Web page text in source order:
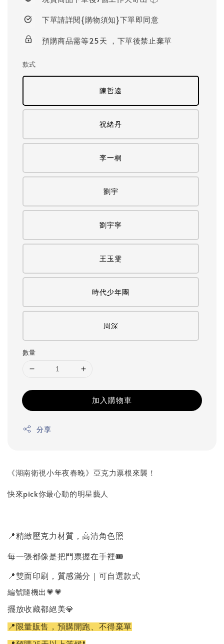
下單請詳閱{購物須知}下單即同意
預購商品需等25天 ，下單後禁止棄單
款式
陳哲遠
祝緒丹
李一桐
劉宇
劉宇寧
王玉雯
時代少年團
周深
數量
加入購物車
分享
《湖南衛視小年夜春晚》亞克力票根來襲！
快來pick你最心動的明星藝人
📍精緻壓克力材質，高清角色照
每一張都像是把門票握在手裡🎟️
📍雙面印刷，質感滿分｜可自選款式
編號隨機出💗💗
擺放收藏都絕美💎
📍限量販售，預購開跑、不得棄單